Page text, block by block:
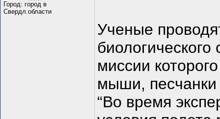
Город: город в
Свердл.области
Ученые
миссии
мыши,
“Во время